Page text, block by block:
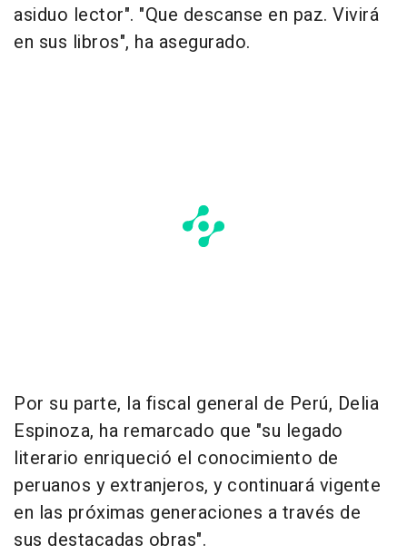
asiduo lector". "Que descanse en paz. Vivirá
en sus libros", ha asegurado.
Por su parte, la fiscal general de Perú, Delia
Espinoza, ha remarcado que "su legado
literario enriqueció el conocimiento de
peruanos y extranjeros, y continuará vigente
en las próximas generaciones a través de
sus destacadas obras".